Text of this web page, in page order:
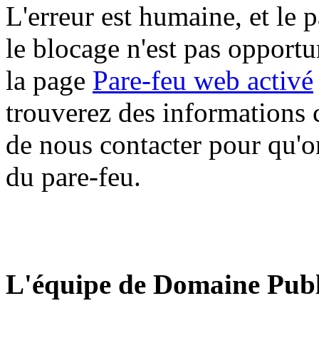
L'erreur est humaine, et le
le blocage n'est pas
la page Pare-feu web activé
trouverez des informations
de nous contacter pour
du pare-feu.
L'équipe de Domaine